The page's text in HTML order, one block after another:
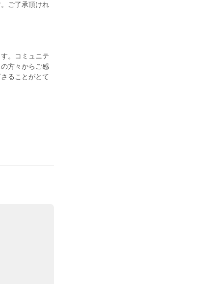
ご了承頂けれ
。コミュニテ
方々からご感
ることがとて